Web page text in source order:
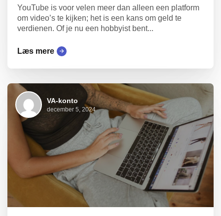
YouTube is voor velen meer dan alleen een platform
om video’s te kijken; het is een kans om geld te
verdienen. Of je nu een hobbyist bent...
Læs mere
VA-konto
december 5, 2024